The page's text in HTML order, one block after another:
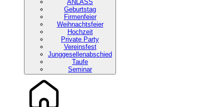
ANLASS
Geburtstag
Firmenfeier
Weihnachtsfeier
Hochzeit
Private Party
Vereinsfest
Junggesellenabschied
Taufe
Seminar